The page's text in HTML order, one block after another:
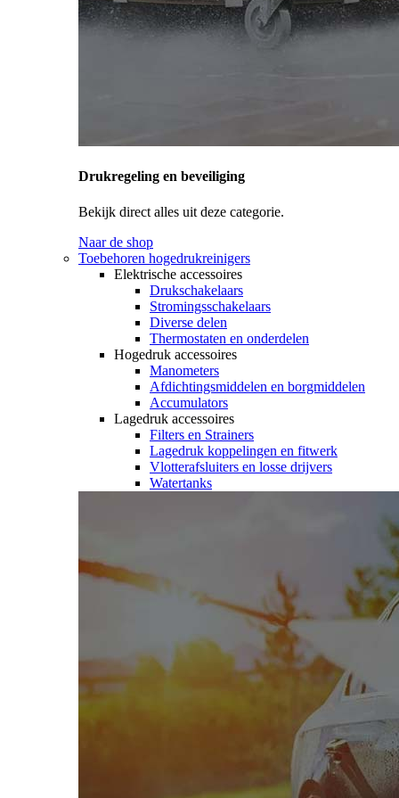
Drukregeling en beveiliging
Bekijk direct alles uit deze categorie.
Naar de shop
Toebehoren hogedrukreinigers
Elektrische accessoires
Drukschakelaars
Stromingsschakelaars
Diverse delen
Thermostaten en onderdelen
Hogedruk accessoires
Manometers
Afdichtingsmiddelen en borgmiddelen
Accumulators
Lagedruk accessoires
Filters en Strainers
Lagedruk koppelingen en fitwerk
Vlotterafsluiters en losse drijvers
Watertanks